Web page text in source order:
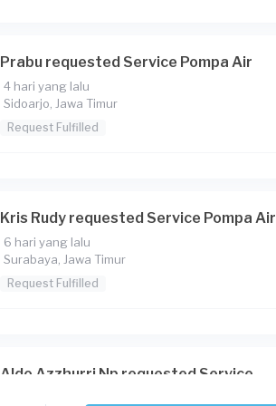
Prabu requested Service Pompa Air
4 hari yang lalu
Sidoarjo, Jawa Timur
Request Fulfilled
Kris Rudy requested Service Pompa Air
6 hari yang lalu
Surabaya, Jawa Timur
Request Fulfilled
Aldo Azzhurri Np requested Service